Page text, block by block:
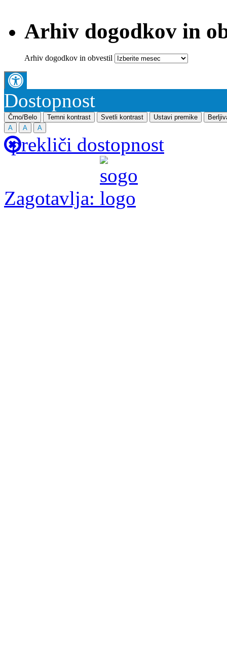
Arhiv dogodkov in
Arhiv dogodkov in obvestil
Dostopnost
Črno/Belo Temni kontrast Svetli kontrast Ustavi premike
A
A A
prekliči dostopnost
Zagotavlja: